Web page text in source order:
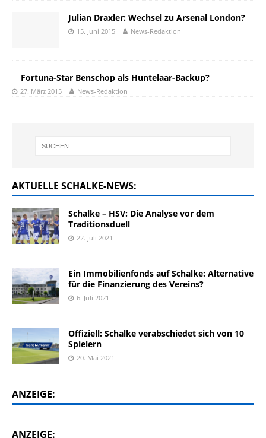
Julian Draxler: Wechsel zu Arsenal London?
15. Juni 2015 News-Redaktion
Fortuna-Star Benschop als Huntelaar-Backup?
27. März 2015 News-Redaktion
AKTUELLE SCHALKE-NEWS:
Schalke – HSV: Die Analyse vor dem
Traditionsduell
22. Juli 2021
Ein Immobilienfonds auf Schalke: Alternative
für die Finanzierung des Vereins?
6. Juli 2021
Offiziell: Schalke verabschiedet sich von 10
Spielern
20. Mai 2021
ANZEIGE:
ANZEIGE: